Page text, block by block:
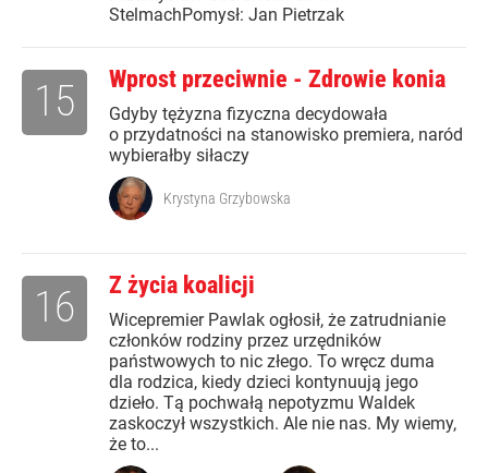
StelmachPomysł: Jan Pietrzak
Wprost przeciwnie - Zdrowie konia
Gdyby tężyzna fizyczna decydowała
o przydatności na stanowisko premiera, naród
wybierałby siłaczy
15
Krystyna Grzybowska
Z życia koalicji
Wicepremier Pawlak ogłosił, że zatrudnianie
członków rodziny przez urzędników
państwowych to nic złego. To wręcz duma
dla rodzica, kiedy dzieci kontynuują jego
dzieło. Tą pochwałą nepotyzmu Waldek
zaskoczył wszystkich. Ale nie nas. My wiemy,
że to...
16